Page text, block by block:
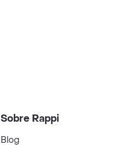
Sobre Rappi
Blog